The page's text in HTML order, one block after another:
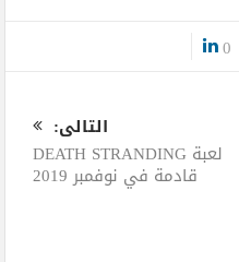
0
التالى:
لعبة DEATH STRANDING
قادمة في نوفمبر 2019